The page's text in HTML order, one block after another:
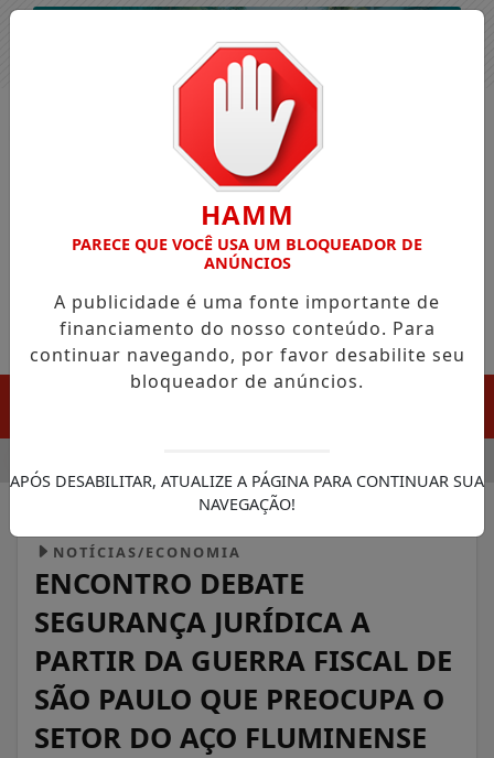
NOTÍCIAS/ECONOMIA
ENCONTRO DEBATE
SEGURANÇA JURÍDICA A
PARTIR DA GUERRA FISCAL DE
SÃO PAULO QUE PREOCUPA O
SETOR DO AÇO FLUMINENSE
HAMM
PARECE QUE VOCÊ USA UM BLOQUEADOR DE
ANÚNCIOS
A publicidade é uma fonte importante de
financiamento do nosso conteúdo. Para
continuar navegando, por favor desabilite seu
bloqueador de anúncios.
APÓS DESABILITAR, ATUALIZE A PÁGINA PARA CONTINUAR SUA
NAVEGAÇÃO!